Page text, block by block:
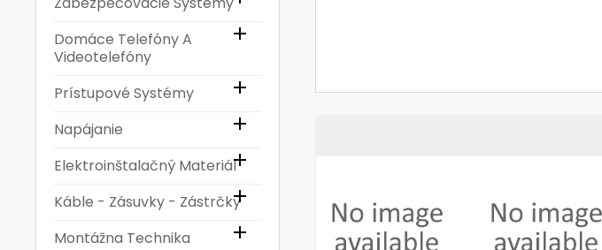
Domáce Telefóny A
Videotelefóny

Prístupové Systémy 
Napájanie 
Elektroinštalačný Materiál
Káble - Zásuvky - Zástrčky

Montážna Technika 